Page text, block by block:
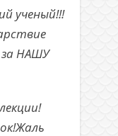
ученый!!!
за НАШУ